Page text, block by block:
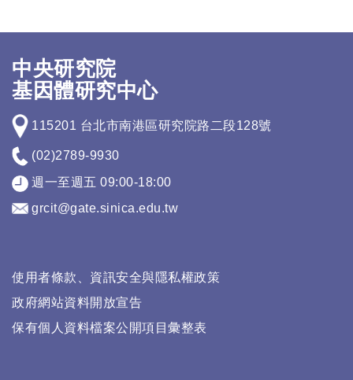
中央研究院
基因體研究中心
115201 台北市南港區研究院路二段128號
(02)2789-9930
週一至週五 09:00-18:00
grcit@gate.sinica.edu.tw
使用者條款、資訊安全與隱私權政策
政府網站資料開放宣告
保有個人資料檔案公開項目彙整表